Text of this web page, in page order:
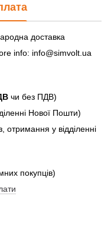
доставка
info: info@simvolt.ua
чи без ПДВ)
Нової Пошти)
отримання у відділенні
покупців)